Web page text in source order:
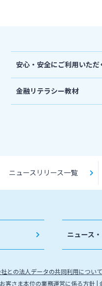
安心・安全にご利用いただ
金融リテラシー教材
ニュースリリース一覧
ニュース
との法人データの共同利用について
お客さま本位の業務運営に係る方針